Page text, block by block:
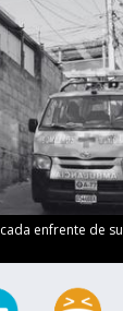
enfrente de